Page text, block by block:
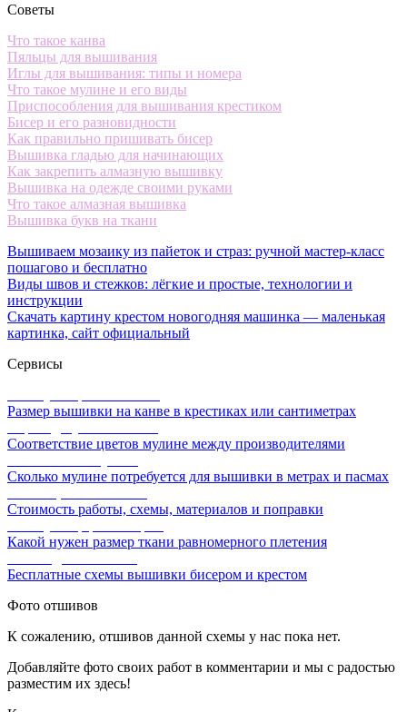
Советы
Что такое канва
Пяльцы для вышивания
Иглы для вышивания: типы и номера
Что такое мулине и его виды
Приспособления для вышивания крестиком
Бисер и его разновидности
Как правильно пришивать бисер
Вышивка гладью для начинающих
Как закрепить алмазную вышивку
Вышивка на одежде своими руками
Что такое алмазная вышивка
Вышивка букв на ткани
Вышиваем мозаику из пайеток и страз: ручной мастер-класс
пошагово и бесплатно
Виды швов и стежков: лёгкие и простые, технологии и
инструкции
Скачать картину крестом новогодняя машинка — маленькая
картинка, сайт официальный
Сервисы
Размер вышивки на канве в крестиках или сантиметрах
Соответствие цветов мулине между производителями
Сколько мулине потребуется для вышивки в метрах и пасмах
Стоимость работы, схемы, материалов и поправки
Какой нужен размер ткани равномерного плетения
Бесплатные схемы вышивки бисером и крестом
Фото отшивов
К сожалению, отшивов данной схемы у нас пока нет.
Добавляйте фото своих работ в комментарии и мы с радостью
разместим их здесь!